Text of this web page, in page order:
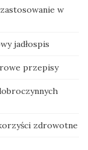
w
jadłospis
przepisy
zdrowotne